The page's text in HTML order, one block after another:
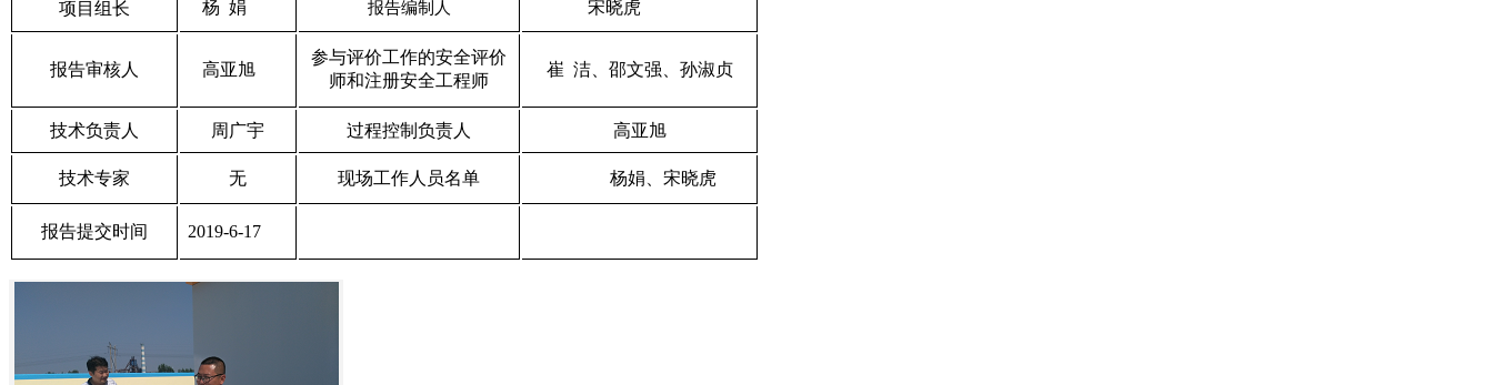
项目组长 杨 娟 报告编制人 宋晓虎
报告审核人 高亚旭
参与评价工作的安全评价
师和注册安全工程师
崔 洁、邵文强、孙淑贞
技术负责人 周广宇 过程控制负责人 高亚旭
技术专家 无 现场工作人员名单 杨娟、宋晓虎
报告提交时间 2019-6-17